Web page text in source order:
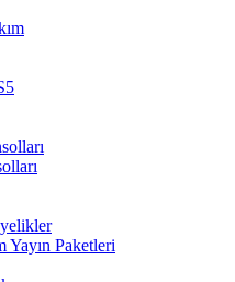
Paketleri